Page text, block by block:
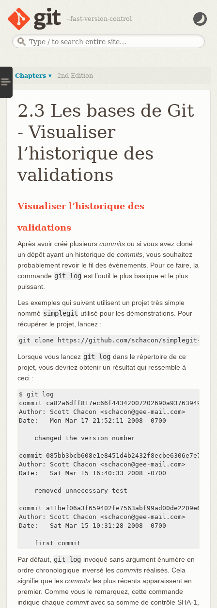
--fast-version-control
Chapters ▾ 2nd Edition
2.3 Les bases de Git
- Visualiser
l’historique des
validations
Visualiser l’historique des
validations
Après avoir créé plusieurs commitsou si vous avez cloné
un dépôt ayant un historique de commits, vous souhaitez
probablement revoir le fil des évènements. Pour ce faire, la
commande git log est l’outil le plus basique et le plus
puissant.
Les exemples qui suivent utilisent un projet très simple
nommé simplegit utilisé pour les démonstrations. Pour
récupérer le projet, lancez :
git clone https://github.com/schacon/simplegit-
Lorsque vous lancez git log dans le répertoire de ce
projet, vous devriez obtenir un résultat qui ressemble à
ceci :
$ git log
commit ca82a6dff817ec66f44342007202690a93763949
Author: Scott Chacon <schacon@gee-mail.com>
Date:   Mon Mar 17 21:52:11 2008 -0700
    changed the version number
commit 085bb3bcb608e1e8451d4b2432f8ecbe6306e7e7
Author: Scott Chacon <schacon@gee-mail.com>
Date:   Sat Mar 15 16:40:33 2008 -0700
    removed unnecessary test
commit a11bef06a3f659402fe7563abf99ad00de2209e6
Author: Scott Chacon <schacon@gee-mail.com>
Date:   Sat Mar 15 10:31:28 2008 -0700
    first commit
Par défaut, git log invoqué sans argument énumère en
ordre chronologique inversé les commitsréalisés. Cela
signifie que les commitsles plus récents apparaissent en
premier. Comme vous le remarquez, cette commande
indique chaque commitavec sa somme de contrôle SHA-1,